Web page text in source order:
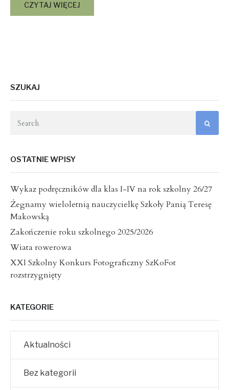
CZYTAJ WIĘCEJ
SZUKAJ
OSTATNIE WPISY
Wykaz podręczników dla klas I-IV na rok szkolny 26/27
Żegnamy wieloletnią nauczycielkę Szkoły Panią Teresę
Makowską
Zakończenie roku szkolnego 2025/2026
Wiata rowerowa
XXI Szkolny Konkurs Fotograficzny SzKoFot
rozstrzygnięty
KATEGORIE
Aktualności
Bez kategorii